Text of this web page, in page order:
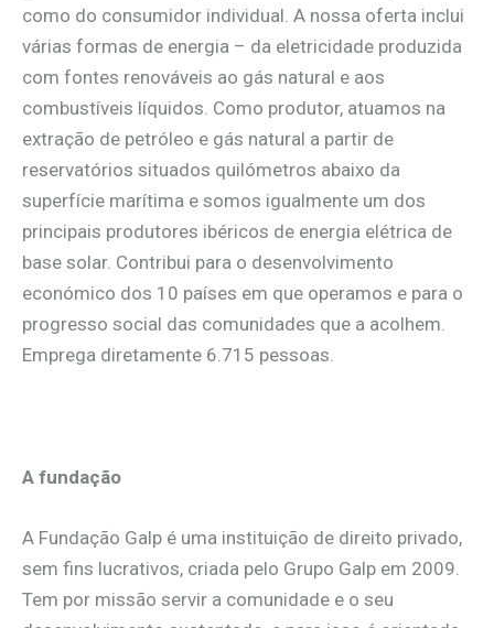
como do consumidor individual. A nossa oferta inclui
várias formas de energia – da eletricidade produzida
com fontes renováveis ao gás natural e aos
combustíveis líquidos. Como produtor, atuamos na
extração de petróleo e gás natural a partir de
reservatórios situados quilómetros abaixo da
superfície marítima e somos igualmente um dos
principais produtores ibéricos de energia elétrica de
base solar. Contribui para o desenvolvimento
económico dos 10 países em que operamos e para o
progresso social das comunidades que a acolhem.
Emprega diretamente 6.715 pessoas.
A fundação
A Fundação Galp é uma instituição de direito privado,
sem fins lucrativos, criada pelo Grupo Galp em 2009.
Tem por missão servir a comunidade e o seu